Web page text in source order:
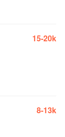
15-20k
8-13k